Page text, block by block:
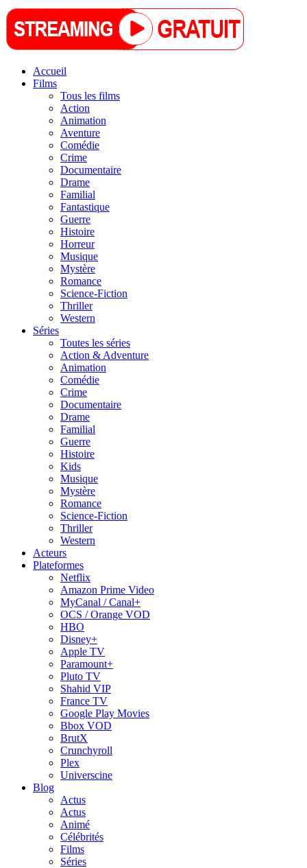
Accueil
Films
Tous les films
Action
Animation
Aventure
Comédie
Crime
Documentaire
Drame
Familial
Fantastique
Guerre
Histoire
Horreur
Musique
Mystère
Romance
Science-Fiction
Thriller
Western
Séries
Toutes les séries
Action & Adventure
Animation
Comédie
Crime
Documentaire
Drame
Familial
Guerre
Histoire
Kids
Musique
Mystère
Romance
Science-Fiction
Thriller
Western
Acteurs
Plateformes
Netflix
Amazon Prime Video
MyCanal / Canal+
OCS / Orange VOD
HBO
Disney+
Apple TV
Paramount+
Pluto TV
Shahid VIP
France TV
Google Play Movies
Bbox VOD
BrutX
Crunchyroll
Plex
Universcine
Blog
Actus
Actus
Animé
Célébrités
Films
Séries